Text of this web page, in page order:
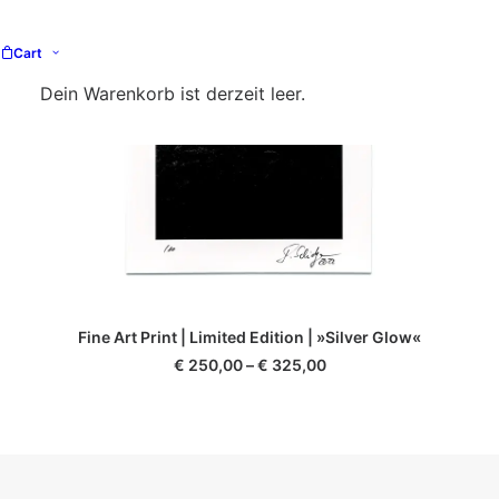
Cart
Dein Warenkorb ist derzeit leer.
AUSFÜHRUNG WÄHLEN
ProduktFine Art Print | Limited Edition | »Silver Glow«
€ 250,00–€ 325,00